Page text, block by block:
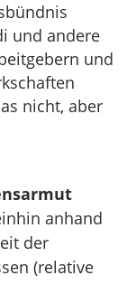
und andere
und
nicht, aber
anhand
der
(relative